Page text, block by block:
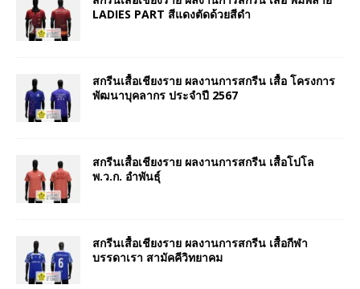
LADIES PART สีแดงตัดด้วยสีดำ
สกรีนเสื้อเชียงราย ผลงานการสกรีน เสื้อ โครงการ
พัฒนาบุคลากร ประจำปี 2567
สกรีนเสื้อเชียงราย ผลงานการสกรีน เสื้อโปโล
พ.ว.ก. อำพันธุ์
สกรีนเสื้อเชียงราย ผลงานการสกรีน เสื้อกีฬา
บรรดาเรา สามัคคีวิทยาคม